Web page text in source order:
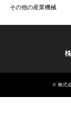
その他の産業機械
© 株式